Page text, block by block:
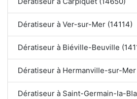
Dératiseur à Ver-sur-Mer (14114)
Dératiseur à Biéville-Beuville
Dératiseur à Hermanville-sur-Mer
Dératiseur à Saint-Germain-la-